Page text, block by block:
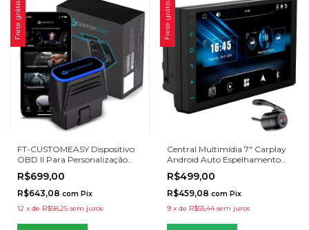
Frete grátis
FT-CUSTOMEASY Dispositivo
OBD II Para Personalização
Faaftech
R$699,00
R$643,08 com Pix
12 x de R$58,25 sem juros
Frete grátis
Central Multimídia 7" Carplay
Android Auto Espelhamento
Câmera de Ré
R$499,00
R$459,08 com Pix
9 x de R$55,44 sem juros